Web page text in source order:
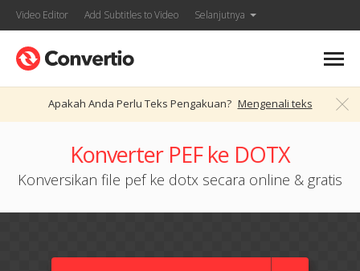
Video Editor Add Subtitles to Video Selanjutnya
Apakah Anda Perlu Teks Pengakuan? Mengenali teks
Konverter PEF ke DOTX
Konversikan file pef ke dotx secara online & gratis